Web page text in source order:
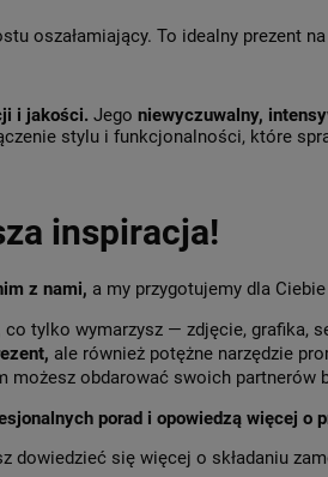
oszałamiający. To idealny prezent
i jakości. Jego niewyczuwalny,
stylu i funkcjonalności, które
inspiracja!
z nami, a my przygotujemy dla Ciebie
co tylko wymarzysz — zdjęcie, grafika,
ale również potężne narzędzie
możesz obdarować swoich partnerów
porad i opowiedzą więcej o
się więcej o składaniu